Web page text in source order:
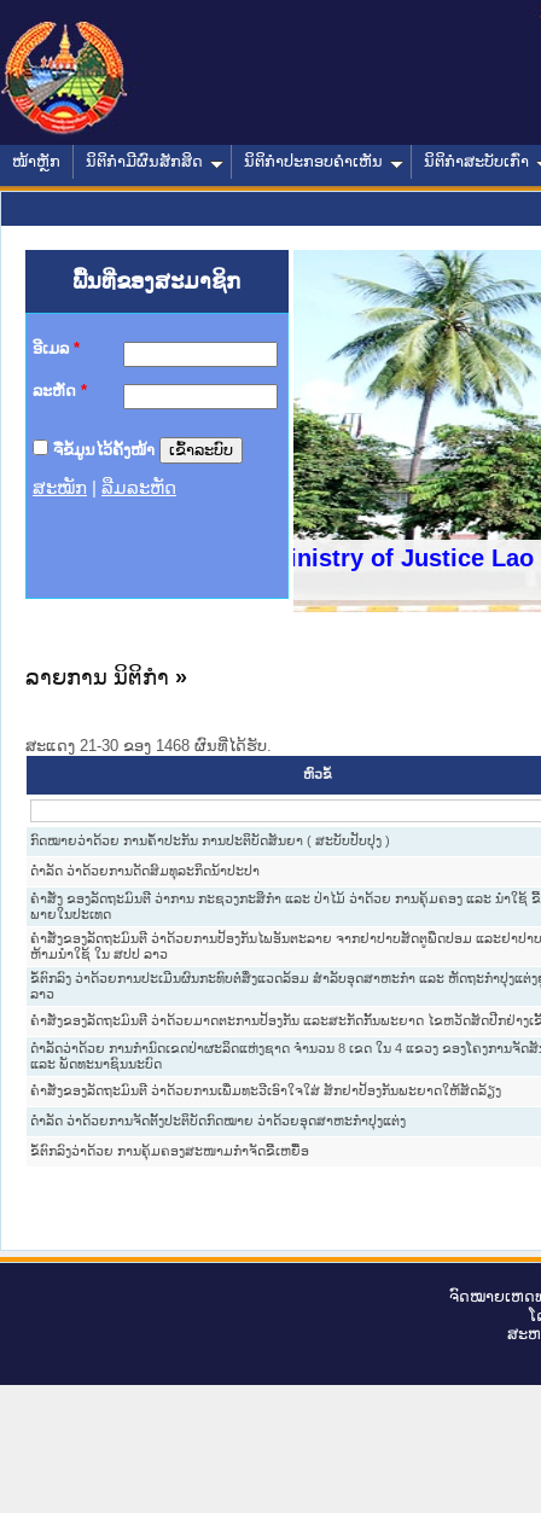
ໜ້າຫຼັກ ນິຕິກໍາມີຜົນສັກສິດ ນິຕິກໍາປະກອບຄໍາເຫັນ ນິຕິກໍາສະບັບເກົ່າ
ພື້ນທີ່ຂອງສະມາຊິກ
ອີເມລ *
ລະຫັດ *
ຈື່ຂໍ້ມູນໄວ້ຄັ້ງໜ້າ
ສະໝັກ ລືມລະຫັດ
Ministry of Justice Lao PDR
າຊົນ ພາກເໜືອ
ການ
ກາງ
ໃຕ້
ຕຳຫຼວດປະຊາຊົນ
ສັນຕິບານປະຊາຊົນ
ກເໜືອ
າຊົນ ພາກກາງ
ລາຍການ ນິຕິກໍາ »
ສະແດງ 21-30 ຂອງ 1468 ຜົນທີ່ໄດ້ຮັບ.
ຫົວຂໍ້
ກົດໝາຍວ່າດ້ວຍ ການຄໍ້າປະກັນ ການປະຕິບັດສັນຍາ ( ສະບັບປັບປຸງ )
ດຳລັດ ວ່າດ້ວຍການດັດສົມທຸລະກິດນ້າປະປາ
ຄຳສັ່ງ ຂອງລັດຖະມົນຕີ ວ່າການ ກະຊວງກະສິກຳ ແລະ ປ່າໄມ້ ວ່າດ້ວຍ ການຄຸ້ມຄອງ ແລະ ນຳໃຊ້
ພາຍໃນປະເທດ
ຄໍາສັ່ງຂອງລັດຖະມົນຕີ ວ່າດ້ວຍການປ້ອງກັນໄພອັນຕະລາຍ ຈາກຢາປາບສັດຕູພືດປອມ ແລະຢາປາ
ຫ້າມນໍາໃຊ້ ໃນ ສປປ ລາວ
ຂໍ້ຕົກລົງ ວ່າດ້ວຍການປະເມີນຜົນກະທົບຕໍ່ສິ່ງແວດລ້ອມ ສຳລັບອຸດສາຫະກຳ ແລະ ຫັດຖະກຳປຸງແຕ່
ລາວ
ຄໍາສັ່ງຂອງລັດຖະມົນຕີ ວ່າດ້ວຍມາດຕະການປ້ອງກັນ ແລະສະກັດກັ້ນພະຍາດ ໄຂຫວັດສັດປີກຢ່າງເ
ດຳລັດວ່າດ້ວຍ ການກຳນົດເຂດປ່າຜະລິດແຫ່ງຊາດ ຈຳນວນ 8 ເຂດ ໃນ 4 ແຂວງ ຂອງໂຄງການຈັດ
ແລະ ພັດທະນາຊົນນະບົດ
ຄໍາສັ່ງຂອງລັດຖະມົນຕີ ວ່າດ້ວຍການເພີ່ມທະວີເອົາໃຈໃສ່ ສັກຢາປ້ອງກັນພະຍາດໃຫ້ສັດລ້ຽງ
ດໍາລັດ ວ່າດ້ວຍການຈັດຕັ້ງປະຕິບັດກົດໝາຍ ວ່າດ້ວຍອຸດສາຫະກໍາປຸງແຕ່ງ
ຂໍ້ຕົກລົງວ່າດ້ວຍ ການຄຸ້ມຄອງສະໜາມກຳຈັດຂີ້ເຫຍື້ອ
ຈົດ​ໝາຍ​ເຫດ​
ສະ​ຫ